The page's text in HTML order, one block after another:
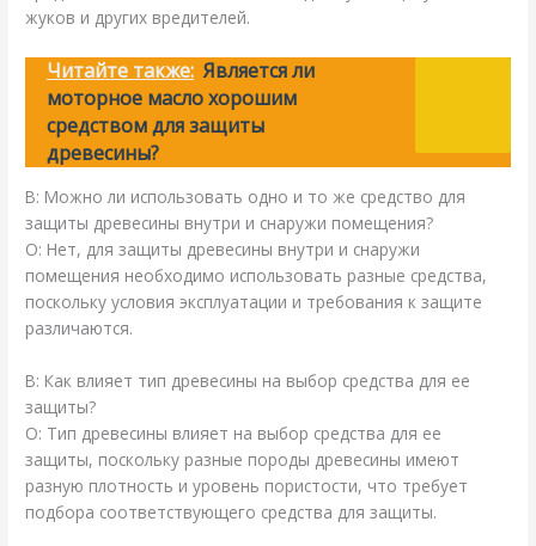
жуков и других вредителей.
Читайте также: Является ли
моторное масло хорошим
средством для защиты
древесины?
В: Можно ли использовать одно и то же средство для
защиты древесины внутри и снаружи помещения?
О: Нет, для защиты древесины внутри и снаружи
помещения необходимо использовать разные средства,
поскольку условия эксплуатации и требования к защите
различаются.
В: Как влияет тип древесины на выбор средства для ее
защиты?
О: Тип древесины влияет на выбор средства для ее
защиты, поскольку разные породы древесины имеют
разную плотность и уровень пористости, что требует
подбора соответствующего средства для защиты.